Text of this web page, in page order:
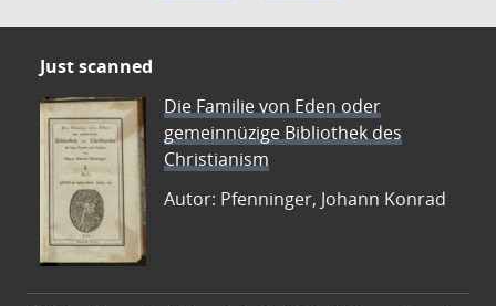
Just scanned
Die Familie von Eden oder
gemeinnüzige Bibliothek des
Christianism
Autor: Pfenninger, Johann Konrad